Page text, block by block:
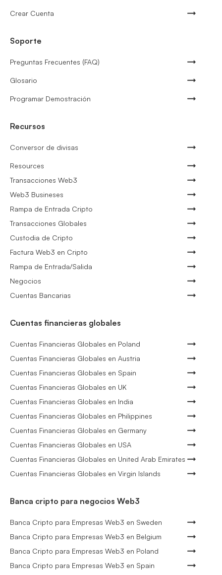
Crear Cuenta
Soporte
Preguntas Frecuentes (FAQ)
Glosario
Programar Demostración
Recursos
Conversor de divisas
Resources
Transacciones Web3
Web3 Busineses
Rampa de Entrada Cripto
Transacciones Globales
Custodia de Cripto
Factura Web3 en Cripto
Rampa de Entrada/Salida
Negocios
Cuentas Bancarias
Cuentas financieras globales
Cuentas Financieras Globales en Poland
Cuentas Financieras Globales en Austria
Cuentas Financieras Globales en Spain
Cuentas Financieras Globales en UK
Cuentas Financieras Globales en India
Cuentas Financieras Globales en Philippines
Cuentas Financieras Globales en Germany
Cuentas Financieras Globales en USA
Cuentas Financieras Globales en United Arab Emirates
Cuentas Financieras Globales en Virgin Islands
Banca cripto para negocios Web3
Banca Cripto para Empresas Web3 en Sweden
Banca Cripto para Empresas Web3 en Belgium
Banca Cripto para Empresas Web3 en Poland
Banca Cripto para Empresas Web3 en Spain